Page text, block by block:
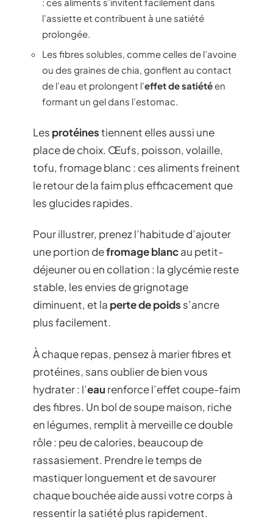
l’assiette et contribuent à une satiété
prolongée.
Les fibres solubles, comme celles de l’avoine
ou des graines de chia, gonflent au contact
de l’eau et prolongent l’effet de satiétéen
formant un gel dans l’estomac.
Les protéinestiennent elles aussi une
place de choix. Œufs, poisson, volaille,
tofu, fromage blanc : ces aliments freinent
le retour de la faim plus efficacement que
les glucides rapides.
Pour illustrer, prenez l’habitude d’ajouter
une portion defromage blancau petit-
déjeuner ou en collation : la glycémie reste
stable, les envies de grignotage
diminuent, et la perte de poids s’ancre
plus facilement.
À chaque repas, pensez à marier fibres et
protéines, sans oublier de bien vous
hydrater : l’eau renforce l’effet coupe-faim
des fibres. Un bol de soupe maison, riche
en légumes, remplit à merveille ce double
rôle : peu de calories, beaucoup de
rassasiement. Prendre le temps de
mastiquer longuement et de savourer
chaque bouchée aide aussi votre corps à
ressentir la satiété plus rapidement.